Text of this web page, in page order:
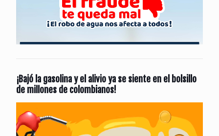
¡Bajó la gasolina y el alivio ya se siente en el bolsillo
de millones de colombianos!
de
vídeo